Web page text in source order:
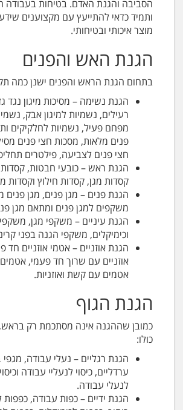
הסביבה והגנת האדם. בטיחות בעבודה
ותמיד כדאי להתייעץ עם מקצוענים
מוצר איכותי ובטיחותי.
הגנת האש והפנים
בתחום הגנת הראש והפנים ישנן כמה
הגנת נשימה – מסיכות מיגון נגד
רעילים, נשמיות למיגון אבק,
מפחם פעיל, נשמיות לחלקיקים
פנים מלאות, מסכות חצי פנים
חצי פנים לצביעה, פילטרים
הגנת ראש – כובעי חבטות,
קסדות מגן, קסדות חילוץ וקסדות
הגנת פנים – מגן פנים, מגן פנים
משקפים למגן פנים ומתאם מגן
הגנת עיניים – משקפי מגן,
וכימיקלים, משקפי הגנה בפני
הגנת אוזניים – אטמי אוזניים חד
אוזניים עם שרוך חד פעמי,
אטמים עם קשת ואוזניות.
הגנת הגוף
כמובן שההגנה אינה מסתכמת רק
כולו:
הגנת רגליים – נעלי עבודה, מגפי
ערדליים, כיסוי לנעליי עבודה
לנעלי עבודה.
הגנת ידיים – כפות עבודה, כפפות